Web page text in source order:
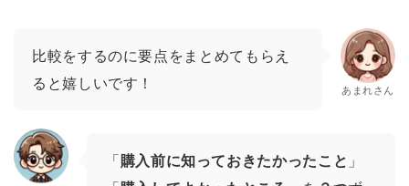
比較をするのに要点をまとめてもらえ
ると嬉しいです！
あまれさん
「購入前に知っておきたかったこと 」